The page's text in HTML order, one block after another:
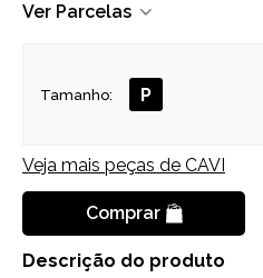
Ver Parcelas
Tamanho: P
Veja mais peças de CAVI
Comprar
Descrição do produto